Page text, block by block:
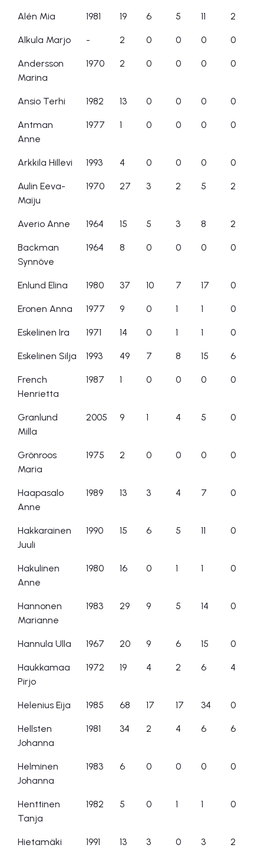
Alén Mia 1981 19 6 5 11 2
Alkula Marjo - 2 0 0 0 0
Andersson
Marina
1970 2 0 0 0 0
Ansio Terhi 1982 13 0 0 0 0
Antman
Anne
1977 1 0 0 0 0
Arkkila Hillevi 1993 4 0 0 0 0
Aulin Eeva-
Maiju
1970 27 3 2 5 2
Averio Anne 1964 15 5 3 8 2
Backman
Synnöve
1964 8 0 0 0 0
Enlund Elina 1980 37 10 7 17 0
Eronen Anna 1977 9 0 1 1 0
Eskelinen Ira 1971 14 0 1 1 0
Eskelinen Silja 1993 49 7 8 15 6
French
Henrietta
1987 1 0 0 0 0
Granlund
Milla
2005 9 1 4 5 0
Grönroos
Maria
1975 2 0 0 0 0
Haapasalo
Anne
1989 13 3 4 7 0
Hakkarainen
Juuli
1990 15 6 5 11 0
Hakulinen
Anne
1980 16 0 1 1 0
Hannonen
Marianne
1983 29 9 5 14 0
Hannula Ulla 1967 20 9 6 15 0
Haukkamaa
Pirjo
1972 19 4 2 6 4
Helenius Eija 1985 68 17 17 34 0
Hellsten
Johanna
1981 34 2 4 6 6
Helminen
Johanna
1983 6 0 0 0 0
Henttinen
Tanja
1982 5 0 1 1 0
Hietamäki
1991 13 3 0 3 2